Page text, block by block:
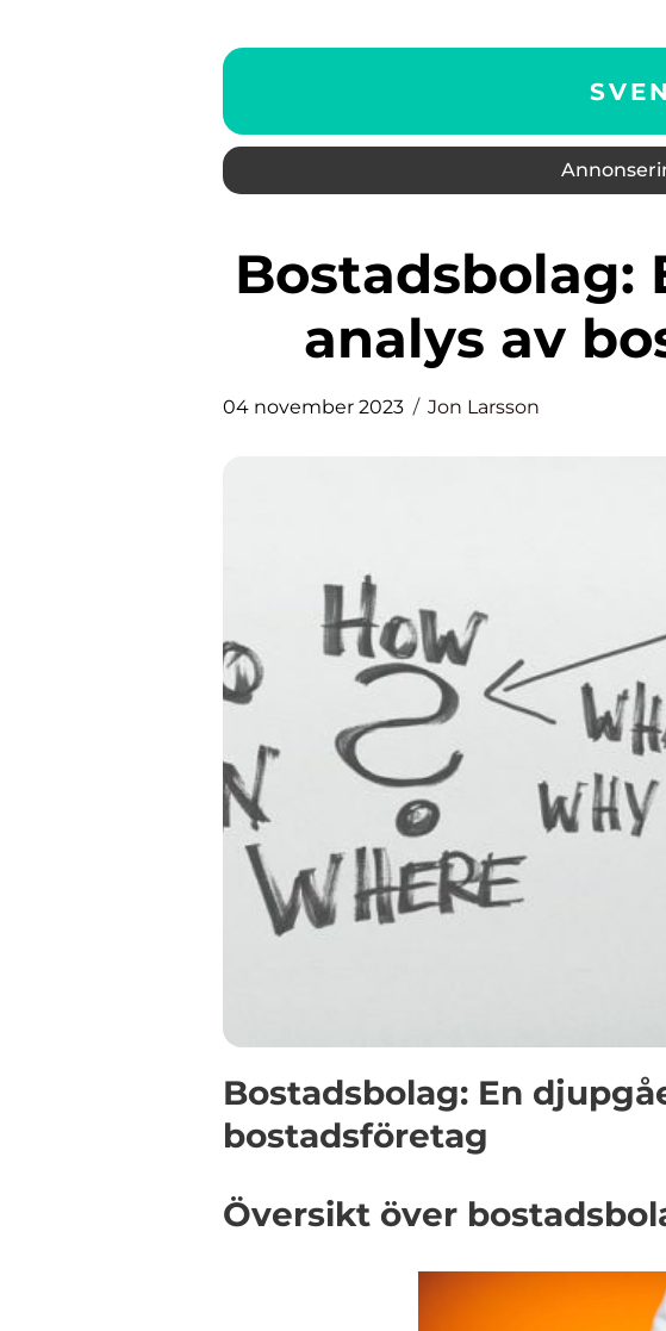
Bostadsbolag: En djupgående
analys av
04 november 2023 Jon Larsson
Bostadsbolag: En
bostadsföretag
Översikt över